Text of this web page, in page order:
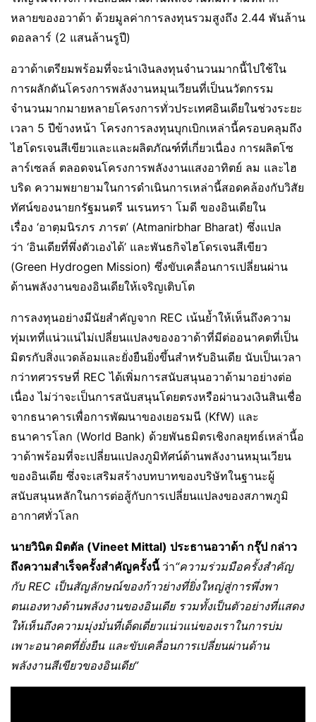
หลายของอวาด้า ด้วยมูลค่าการลงทุนรวมสูงถึง 2.44 พันล้าน
ดอลลาร์ (2 แสนล้านรูปี)
อวาด้าเตรียมพร้อมที่จะนำเงินลงทุนจำนวนมากนี้ไปใช้ใน
การผลักดันโครงการพลังงานหมุนเวียนที่เป็นนวัตกรรม
จำนวนมากมายหลายโครงการทั่วประเทศอินเดียในช่วงระยะ
เวลา 5 ปีข้างหน้า โครงการลงทุนบุกเบิกเหล่านี้ครอบคลุมถึง
ไฮโดรเจนสีเขียวและและผลิตภัณฑ์ที่เกี่ยวเนื่อง การผลิตโซ
ลาร์เซลล์ ตลอดจนโครงการพลังงานแสงอาทิตย์ ลม และไฮ
บริด ความพยายามในการดำเนินการเหล่านี้สอดคล้องกับวิสัย
ทัศน์ของนายกรัฐมนตรี นเรนทรา โมดี ของอินเดียใน
เรื่อง ‘อาตฺมนิรภร ภารต’ (Atmanirbhar Bharat) ซึ่งแปล
ว่า ‘อินเดียที่พึ่งตัวเองได้’ และพันธกิจไฮโดรเจนสีเขียว
(Green Hydrogen Mission) ซึ่งขับเคลื่อนการเปลี่ยนผ่าน
ด้านพลังงานของอินเดียให้เจริญเติบโต
การลงทุนอย่างมีนัยสำคัญจาก REC เน้นย้ำให้เห็นถึงความ
ทุ่มเทที่แน่วแน่ไม่เปลี่ยนแปลงของอวาด้าที่มีต่ออนาคตที่เป็น
มิตรกับสิ่งแวดล้อมและยั่งยืนยิ่งขึ้นสำหรับอินเดีย นับเป็นเวลา
กว่าทศวรรษที่ REC ได้เพิ่มการสนับสนุนอวาด้ามาอย่างต่อ
เนื่อง ไม่ว่าจะเป็นการสนับสนุนโดยตรงหรือผ่านวงเงินสินเชื่อ
จากธนาคารเพื่อการพัฒนาของเยอรมนี (KfW) และ
ธนาคารโลก (World Bank) ด้วยพันธมิตรเชิงกลยุทธ์เหล่านี้อ
วาด้าพร้อมที่จะเปลี่ยนแปลงภูมิทัศน์ด้านพลังงานหมุนเวียน
ของอินเดีย ซึ่งจะเสริมสร้างบทบาทของบริษัทในฐานะผู้
สนับสนุนหลักในการต่อสู้กับการเปลี่ยนแปลงของสภาพภูมิ
อากาศทั่วโลก
นายวินิต มิตตัล (Vineet Mittal) ประธานอวาด้า กรุ๊ป กล่าว
ถึงความสำเร็จครั้งสำคัญครั้งนี้ ว่า“ความร่วมมือครั้งสำคัญ
กับREC เป็นสัญลักษณ์ของก้าวย่างที่ยิ่งใหญ่สู่การพึ่งพา
ตนเองทางด้านพลังงานของอินเดีย รวมทั้งเป็นตัวอย่างที่แสดง
ให้เห็นถึงความมุ่งมั่นที่เด็ดเดี่ยวแน่วแน่ของเราในการบ่ม
เพาะอนาคตที่ยั่งยืน และขับเคลื่อนการเปลี่ยนผ่านด้าน
พลังงานสีเขียวของอินเดีย”